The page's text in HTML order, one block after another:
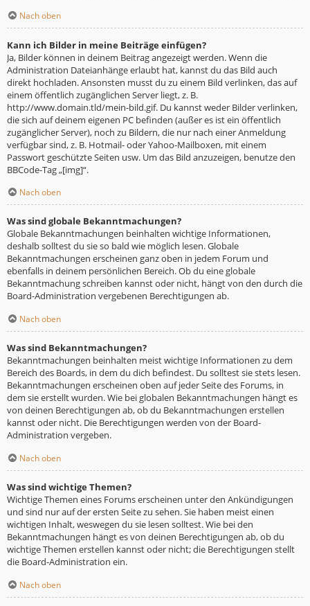
Nach oben
Kann ich Bilder in meine Beiträge einfügen?
Ja, Bilder können in deinem Beitrag angezeigt werden. Wenn die
Administration Dateianhänge erlaubt hat, kannst du das Bild auch
direkt hochladen. Ansonsten musst du zu einem Bild verlinken, das auf
einem öffentlich zugänglichen Server liegt, z. B.
http://www.domain.tld/mein-bild.gif. Du kannst weder Bilder verlinken,
die sich auf deinem eigenen PC befinden (außer es ist ein öffentlich
zugänglicher Server), noch zu Bildern, die nur nach einer Anmeldung
verfügbar sind, z. B. Hotmail- oder Yahoo-Mailboxen, mit einem
Passwort geschützte Seiten usw. Um das Bild anzuzeigen, benutze den
BBCode-Tag „[img]“.
Nach oben
Was sind globale Bekanntmachungen?
Globale Bekanntmachungen beinhalten wichtige Informationen,
deshalb solltest du sie so bald wie möglich lesen. Globale
Bekanntmachungen erscheinen ganz oben in jedem Forum und
ebenfalls in deinem persönlichen Bereich. Ob du eine globale
Bekanntmachung schreiben kannst oder nicht, hängt von den durch die
Board-Administration vergebenen Berechtigungen ab.
Nach oben
Was sind Bekanntmachungen?
Bekanntmachungen beinhalten meist wichtige Informationen zu dem
Bereich des Boards, in dem du dich befindest. Du solltest sie stets lesen.
Bekanntmachungen erscheinen oben auf jeder Seite des Forums, in
dem sie erstellt wurden. Wie bei globalen Bekanntmachungen hängt es
von deinen Berechtigungen ab, ob du Bekanntmachungen erstellen
kannst oder nicht. Die Berechtigungen werden von der Board-
Administration vergeben.
Nach oben
Was sind wichtige Themen?
Wichtige Themen eines Forums erscheinen unter den Ankündigungen
und sind nur auf der ersten Seite zu sehen. Sie haben meist einen
wichtigen Inhalt, weswegen du sie lesen solltest. Wie bei den
Bekanntmachungen hängt es von deinen Berechtigungen ab, ob du
wichtige Themen erstellen kannst oder nicht; die Berechtigungen stellt
die Board-Administration ein.
Nach oben